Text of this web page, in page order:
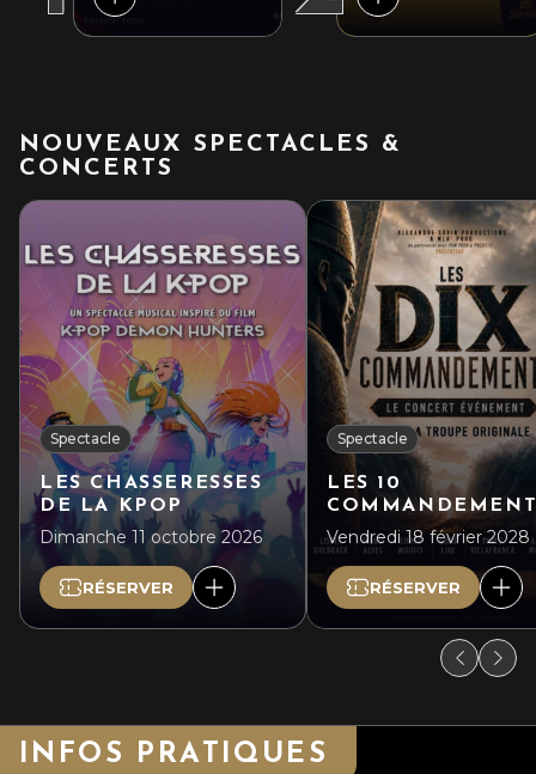
NOUVEAUX SPECTACLES &
CONCERTS
Spectacle
LES CHASSERESSES
DE LA KPOP
Dimanche 11 octobre 2026
RÉSERVER
Spectacle
LES 10
Vendredi 18 février 2028
RÉSERVER
INFOS PRATIQUES